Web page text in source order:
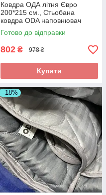
Ковдра ОДА літня Євро
200*215 см., Стьобана
ковдра ODA наповнювач
хлопок - Хлопкопон
Готово до відправки
802 ₴ 978 ₴
Купити
–18%